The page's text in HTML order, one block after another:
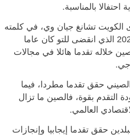
احتفالا بالمناسبة.
الكويت تشانغ جيان وي، في كلمته
خلال الحفل، إن العام 2024 الذي انقضى للتو كان عاما
خلاله تقدما هائلا في مجالات
حقق تقدما مطردا، فيما
التقدم بقوة، فالصين ما تزال
العالمي.
حقق تقدما إيجابيا وإنجازات